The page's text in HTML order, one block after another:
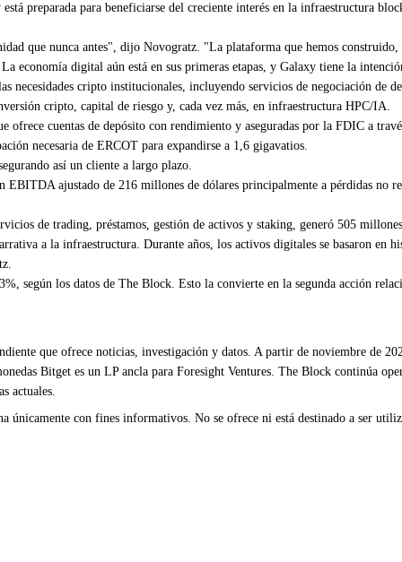
preparada para beneficiarse del creciente interés en la infraestructura
que nunca antes", dijo Novogratz. "La plataforma que hemos
economía digital aún está en sus primeras etapas, y Galaxy tiene la
necesidades cripto institucionales, incluyendo servicios de negociación de
cripto, capital de riesgo y, cada vez más, en infraestructura HPC/IA.
cuentas de depósito con rendimiento y aseguradas por la FDIC a
necesaria de ERCOT para expandirse a 1,6 gigavatios.
así un cliente a largo plazo.
ajustado de 216 millones de dólares principalmente a pérdidas no
de trading, préstamos, gestión de activos y staking, generó 505
a la infraestructura. Durante años, los activos digitales se basaron
según los datos de The Block. Esto la convierte en la segunda acción
que ofrece noticias, investigación y datos. A partir de noviembre de
Bitget es un LP ancla para Foresight Ventures. The Block continúa
actuales.
únicamente con fines informativos. No se ofrece ni está destinado a ser